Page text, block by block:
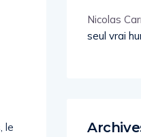
le
Nicolas
seul vrai